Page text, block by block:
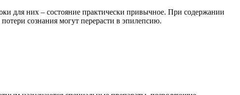
для них – состояние практически привычное. При содержании
сознания могут перерасти в эпилепсию.